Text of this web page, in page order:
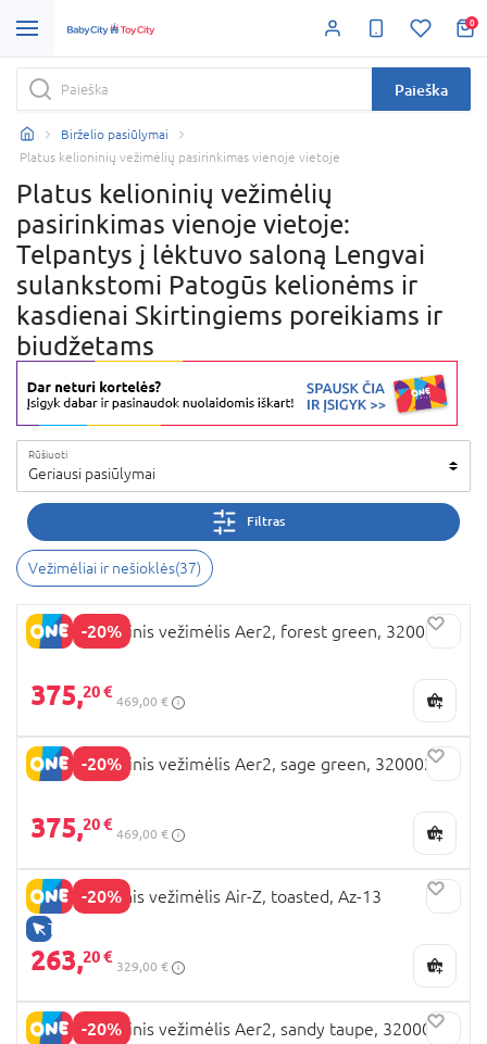
0
Paieška
Birželio pasiūlymai
Platus kelioninių vežimėlių pasirinkimas vienoje vietoje
Platus kelioninių vežimėlių
pasirinkimas vienoje vietoje:
Telpantys į lėktuvo saloną Lengvai
sulankstomi Patogūs kelionėms ir
kasdienai Skirtingiems poreikiams ir
biudžetams
Rūšiuoti
Geriausi pasiūlymai
Filtras
Vežimėliai ir nešioklės(37)
-20%
JOOLZ sportinis vežimėlis Aer2, forest green, 320001
375,20 €
469,00 €
-20%
JOOLZ sportinis vežimėlis Aer2, sage green, 320002
375,20 €
469,00 €
-20%
TIK INTERNETU
ANEX sportinis vežimėlis Air-Z, toasted, Az-13
263,20 €
329,00 €
-20%
JOOLZ sportinis vežimėlis Aer2, sandy taupe, 320003